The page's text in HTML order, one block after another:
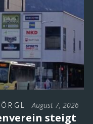
August 7, 2026
steigt